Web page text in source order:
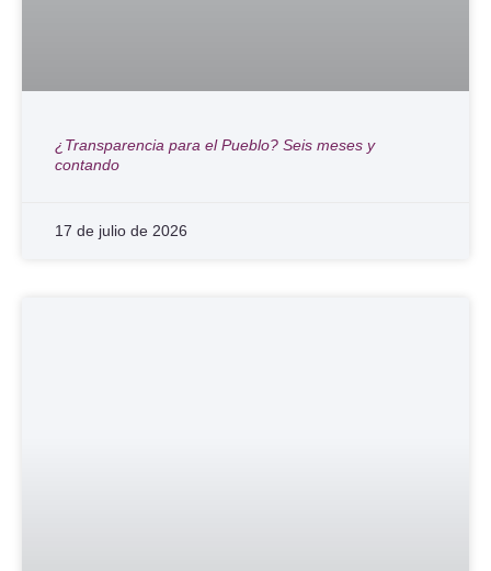
¿Transparencia para el Pueblo? Seis meses y
contando
17 de julio de 2026